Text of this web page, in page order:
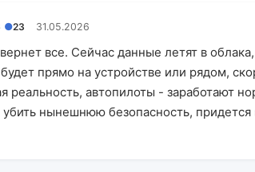
●23 31.05.2026
все. Сейчас данные летят в
прямо на устройстве или рядом,
реальность, автопилоты - заработают
нынешнюю безопасность, придется